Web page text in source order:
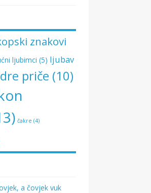
znakovi
ljubimci (5) ljubav
priče (10)
čakre (4)
a čovjek vuk